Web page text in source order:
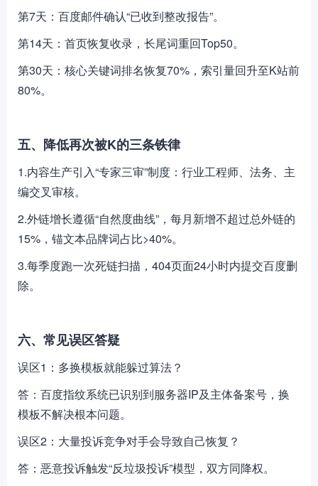
第7天：百度邮件确认“已收到整改报告”。
第14天：首页恢复收录，长尾词重回Top50。
第30天：核心关键词排名恢复70%，索引量回升至K站前
80%。
五、降低再次被K的三条铁律
1.内容生产引入“专家三审”制度：行业工程师、法务、主
编交叉审核。
2.外链增长遵循“自然度曲线”，每月新增不超过总外链的
15%，锚文本品牌词占比>40%。
3.每季度跑一次死链扫描，404页面24小时内提交百度删
除。
六、常见误区答疑
误区1：多换模板就能躲过算法？
答：百度指纹系统已识别到服务器IP及主体备案号，换
模板不解决根本问题。
误区2：大量投诉竞争对手会导致自己恢复？
答：恶意投诉触发“反垃圾投诉”模型，双方同降权。